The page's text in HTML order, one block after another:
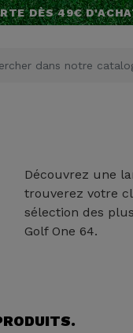
DÈS 49€
Découvrez une
trouverez votre
sélection des
Golf One 64.